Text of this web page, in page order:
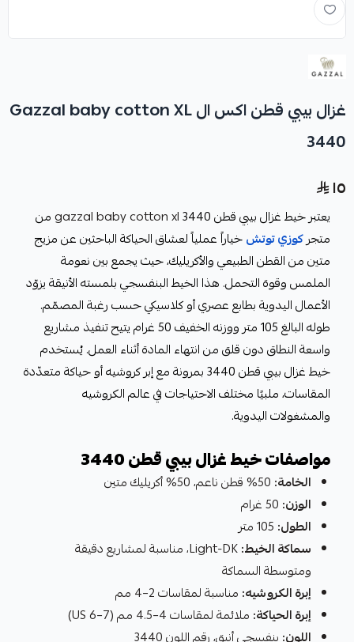
غزال بيبي قطن اكس ال Gazzal baby cotton XL
3440
١٥
يعتبر خيط غزال بيبي قطن 3440 gazzal baby cotton xlمن
متجركوزي توتشخياراً عملياً لعشاق الحياكة الباحثين عن مزيج
متين من القطن الطبيعي والأكريليك، حيث يجمع بين نعومة
الملمس وقوة التحمل. هذا الخيط البنفسجي بلمسته الأنيقة يزوّد
الأعمال اليدوية بطابع عصري أو كلاسيكي حسب رغبة المصمّم.
طوله البالغ 105 متر ووزنه الخفيف 50 غرام يتيح تنفيذ مشاريع
واسعة النطاق دون قلق من انتهاء المادة أثناء العمل. يُستخدم
خيط غزال بيبي قطن 3440 بمرونة مع إبر كروشيه أو حياكة متعدّدة
المقاسات، ملبيًا مختلف الاحتياجات في عالم الكروشيه
والمشغولات اليدوية.
مواصفات خيط غزال بيبي قطن 3440
الخامة:
الوزن:
الطول:
سماكة الخيط:
Light-DK، مناسبة لمشاريع دقيقة
ومتوسطة السماكة
إبرة الكروشيه: مناسبة لمقاسات 2–4 مم
إبرة الحياكة: ملائمة لمقاسات 4–4.5 مم (US 6–7)
اللون: بنفسجي أنيق، رقم اللون 3440